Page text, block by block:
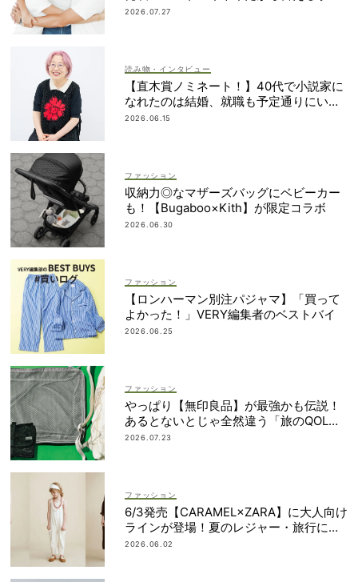
簿も大公開
2026.07.27
読み物・インタビュー
【直木賞ノミネート！】40代で小説家に
なれたのは結婚、就職も予定通りにいか
なかったから｜朝倉かすみさん
2026.06.15
ファッション
収納力◎なマザーズバッグにベビーカー
も！【Bugaboo×Kith】が限定コラボ
2026.06.30
ファッション
【ロンハーマン別注パジャマ】「買って
よかった！」VERY編集者のベストバイ
2026.06.25
ファッション
やっぱり【無印良品】が最強かも伝説！
あるとないとじゃ全然違う「旅のQOL爆
上げアイテム」
2026.07.23
ファッション
6/3発売【CARAMEL×ZARA】に大人向け
ラインが登場！夏のレジャー・旅行にも
おすすめ
2026.06.02